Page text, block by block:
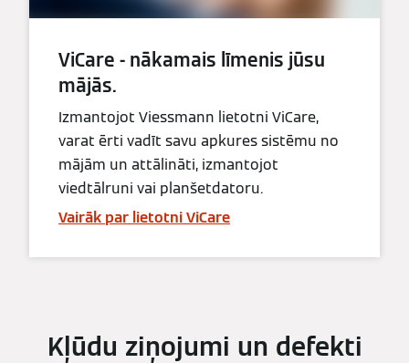
ViCare - nākamais līmenis jūsu
mājās.
Izmantojot Viessmann lietotni ViCare,
varat ērti vadīt savu apkures sistēmu no
mājām un attālināti, izmantojot
viedtālruni vai planšetdatoru.
Vairāk par lietotni ViCare
Kļūdu ziņojumi un defekti